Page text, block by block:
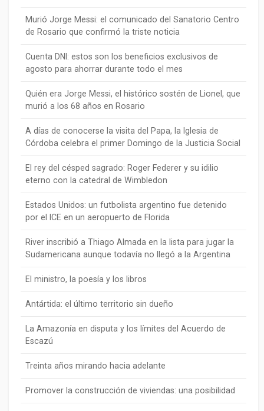
Murió Jorge Messi: el comunicado del Sanatorio Centro
de Rosario que confirmó la triste noticia
Cuenta DNI: estos son los beneficios exclusivos de
agosto para ahorrar durante todo el mes
Quién era Jorge Messi, el histórico sostén de Lionel, que
murió a los 68 años en Rosario
A días de conocerse la visita del Papa, la Iglesia de
Córdoba celebra el primer Domingo de la Justicia Social
El rey del césped sagrado: Roger Federer y su idilio
eterno con la catedral de Wimbledon
Estados Unidos: un futbolista argentino fue detenido
por el ICE en un aeropuerto de Florida
River inscribió a Thiago Almada en la lista para jugar la
Sudamericana aunque todavía no llegó a la Argentina
El ministro, la poesía y los libros
Antártida: el último territorio sin dueño
La Amazonía en disputa y los límites del Acuerdo de
Escazú
Treinta años mirando hacia adelante
Promover la construcción de viviendas: una posibilidad